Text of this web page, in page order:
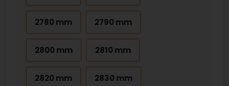
2780 mm 2790 mm
2800 mm 2810 mm
2820 mm 2830 mm